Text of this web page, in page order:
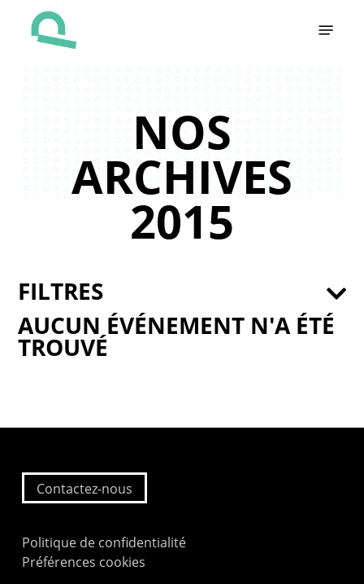
NOS
ARCHIVES
2015
AUCUN ÉVÉNEMENT N'A ÉTÉ
TROUVÉ
FILTRES
Contactez-nous
Politique de confidentialité
Préférences cookies